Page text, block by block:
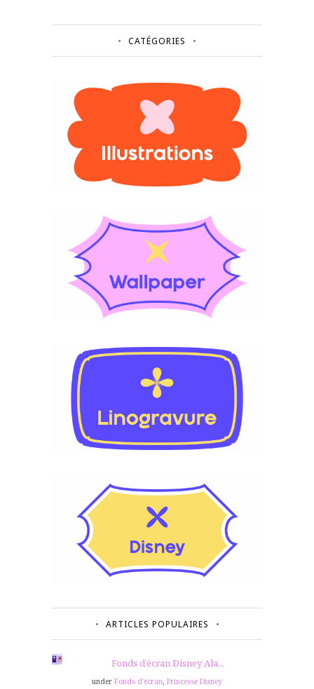
CATÉGORIES
ARTICLES POPULAIRES
Fonds d’écran Disney Ala...
under Fonds d'écran Princesse Disney